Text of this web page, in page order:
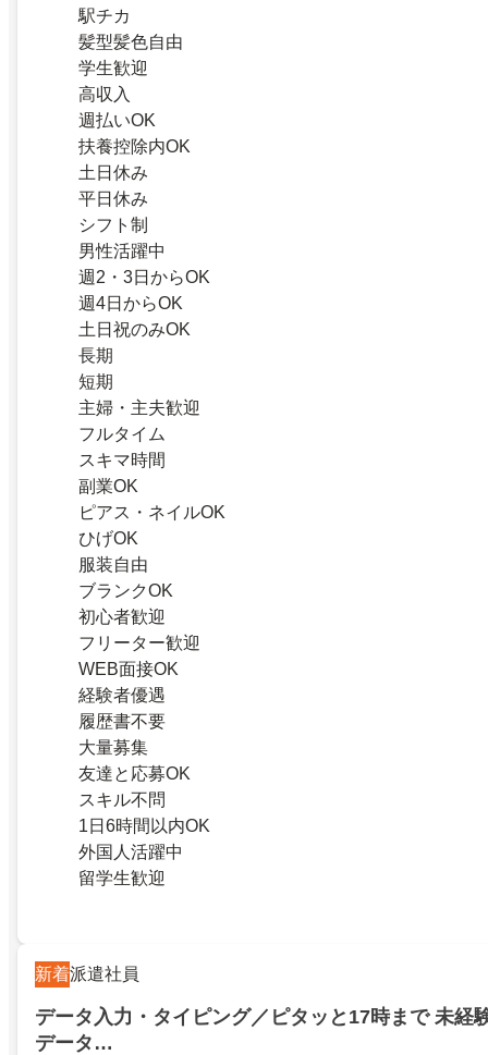
駅チカ
髪型髪色自由
学生歓迎
高収入
週払いOK
扶養控除内OK
土日休み
平日休み
シフト制
男性活躍中
週2・3日からOK
週4日からOK
土日祝のみOK
長期
短期
主婦・主夫歓迎
フルタイム
スキマ時間
副業OK
ピアス・ネイルOK
ひげOK
服装自由
ブランクOK
初心者歓迎
フリーター歓迎
WEB面接OK
経験者優遇
履歴書不要
大量募集
友達と応募OK
スキル不問
1日6時間以内OK
外国人活躍中
留学生歓迎
新着派遣社員
データ入力・タイピング／ピタッと17時まで 未経
データ…